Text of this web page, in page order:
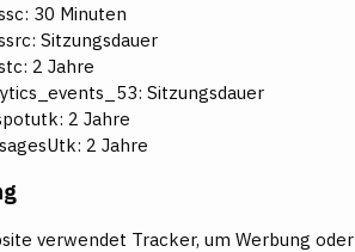
30 Minuten
Sitzungsdauer
2 Jahre
Sitzungsdauer
2 Jahre
2 Jahre
verwendet Tracker, um Werbung